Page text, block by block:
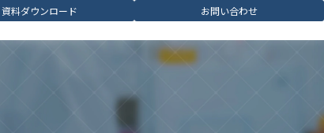
資料ダウンロード お問い合わせ